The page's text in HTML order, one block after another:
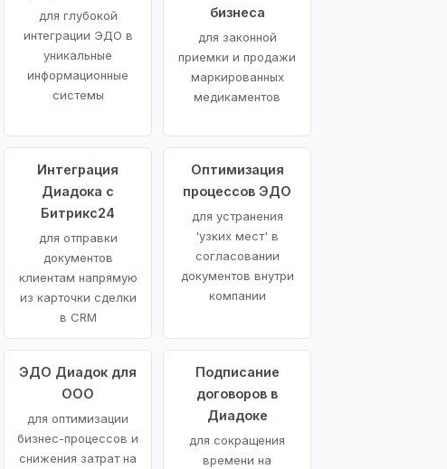
для глубокой
интеграции ЭДО в
уникальные
информационные
системы
бизнеса
для законной
приемки и продажи
маркированных
медикаментов
Интеграция
Диадока с
Битрикс24
для отправки
документов
клиентам напрямую
из карточки сделки
в CRM
Оптимизация
процессов ЭДО
для устранения
'узких мест' в
согласовании
документов внутри
компании
ЭДО Диадок для
ООО
для оптимизации
бизнес-процессов и
снижения затрат на
Подписание
договоров в
Диадоке
для сокращения
времени на